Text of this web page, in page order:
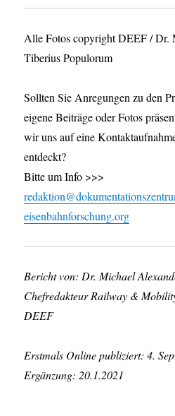
Alle Fotos copyright DEEF / Dr.
Tiberius Populorum
Sollten Sie Anregungen zu den
eigene Beiträge oder Fotos
wir uns auf eine
entdeckt?
Bitte um Info >>>
eisenbahnforschung.org
Bericht von: Dr. Michael
Chefredakteur Railway &
DEEF
Erstmals Online publiziert: 4.
Ergänzung: 20.1.2021